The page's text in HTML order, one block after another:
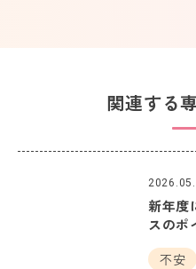
関連する
新年度
スのポ
不安